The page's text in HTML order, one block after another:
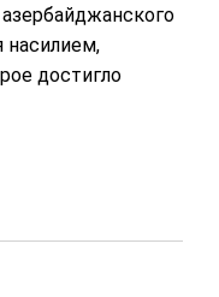
насилием,
достигло